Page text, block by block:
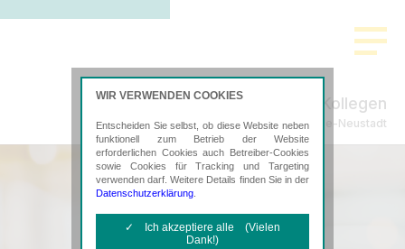
Nayda & Kollegen
Steuerberatung in Titisee-Neustadt
WIR VERWENDEN COOKIES
Entscheiden Sie selbst, ob diese Website neben
funktionell zum Betrieb der Website
erforderlichen Cookies auch Betreiber-Cookies
sowie Cookies für Tracking und Targeting
verwenden darf. Weitere Details finden Sie in der
Datenschutzerklärung
✓ Ich akzeptiere alle (Vielen
Dank!)